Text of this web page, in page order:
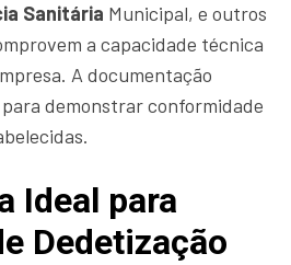
Sanitária Municipal, e outros
a capacidade técnica
A documentação
demonstrar conformidade
Ideal para
Dedetização